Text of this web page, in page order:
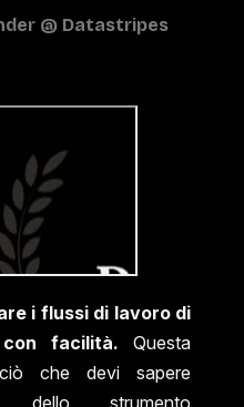
i flussi di lavoro di
facilità. Questa
che devi sapere
dello strumento